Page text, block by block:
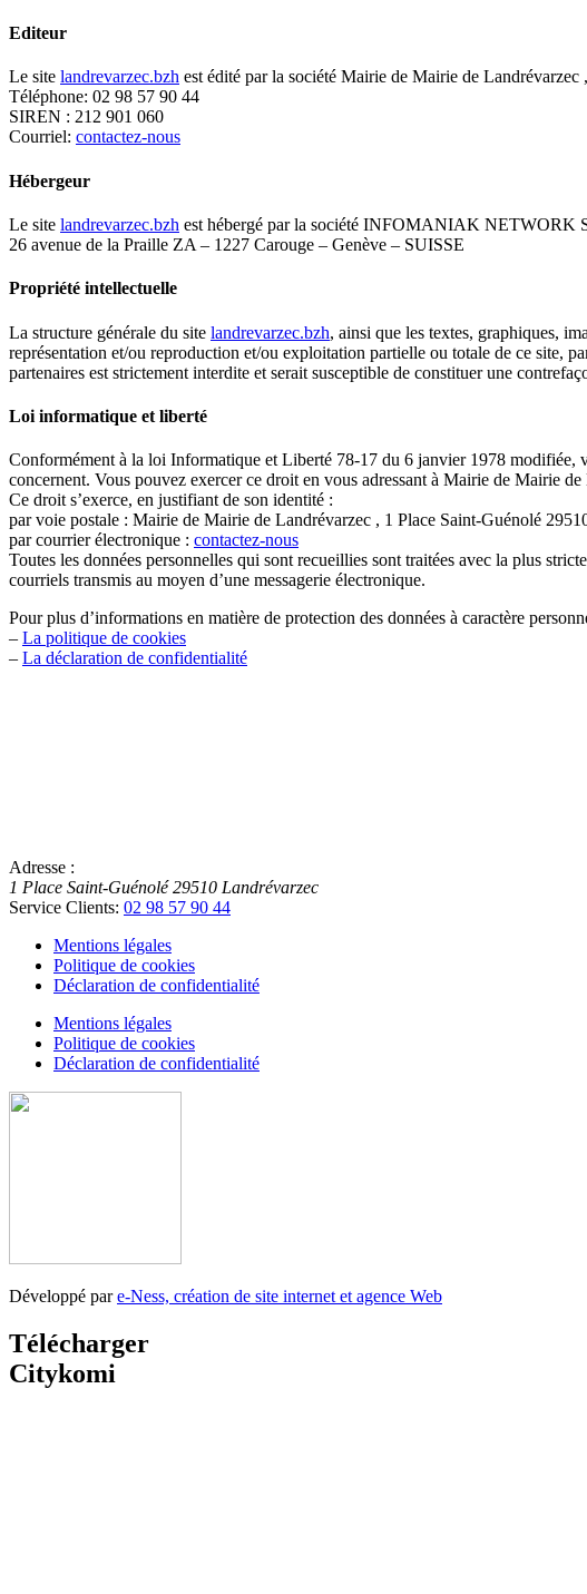
Editeur
Le site landrevarzec.bzh est édité par la société Mairie de Mairie de
Téléphone: 02 98 57 90 44
SIREN : 212 901 060
Courriel: contactez-nous
Hébergeur
Le site landrevarzec.bzh est hébergé par la société INFOMANIAK NETWORK
26 avenue de la Praille ZA – 1227 Carouge – Genève – SUISSE
Propriété intellectuelle
La structure générale du site landrevarzec.bzh, ainsi que les textes, graphiques,
représentation et/ou reproduction et/ou exploitation partielle ou totale de ce site,
partenaires est strictement interdite et serait susceptible de constituer une
Loi informatique et liberté
Conformément à la loi Informatique et Liberté 78-17 du 6 janvier 1978 modifiée,
concernent. Vous pouvez exercer ce droit en vous adressant à Mairie de Mairie de
Ce droit s’exerce, en justifiant de son identité :
par voie postale : Mairie de Mairie de Landrévarzec , 1 Place Saint-Guénolé
par courrier électronique : contactez-nous
Toutes les données personnelles qui sont recueillies sont traitées avec la plus
courriels transmis au moyen d’une messagerie électronique.
Pour plus d’informations en matière de protection des données à caractère
– La politique de cookies
– La déclaration de confidentialité
Adresse :
1 Place Saint-Guénolé 29510 Landrévarzec
Service Clients: 02 98 57 90 44
Mentions légales
Politique de cookies
Déclaration de confidentialité
Mentions légales
Politique de cookies
Déclaration de confidentialité
Développé pare-Ness, création de site internet et agence Web
Télécharger
Citykomi